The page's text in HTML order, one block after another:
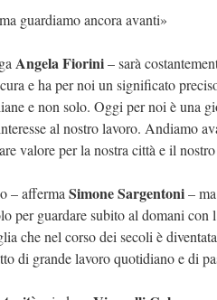
guardiamo ancora avanti»
Angela Fiorini– sarà
e ha per noi un significato
e non solo. Oggi per noi è una
al nostro lavoro. Andiamo
valore per la nostra città e il
– afferma Simone Sargentoni–
per guardare subito al domani con
che nel corso dei secoli è
di grande lavoro quotidiano e di